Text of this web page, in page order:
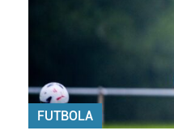
FUTBOLA